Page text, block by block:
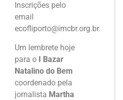
Inscrições pelo
email
ecofliporto@imcbr.org.br.
Um lembrete hoje
para o I Bazar
Natalino do Bem
coordenado pela
jornalista Martha